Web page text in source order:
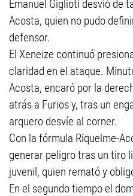
Emanuel Giglioti desvió de
Acosta, quien no pudo
defensor.
El Xeneize continuó
claridad en el ataque.
Acosta, encaró por la
atrás a Furios y, tras un
arquero desvíe al corner.
Con la fórmula Riquelme-
generar peligro tras un tiro
juvenil, quien remató y
En el segundo tiempo el